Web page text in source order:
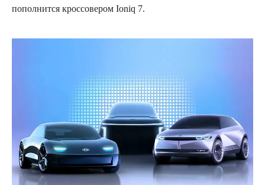
пополнится кроссовером Ioniq 7.